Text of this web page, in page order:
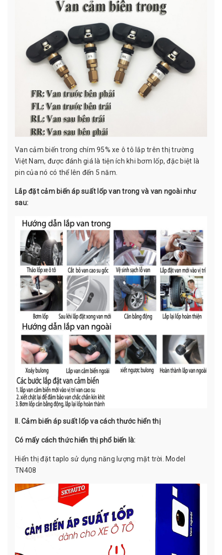
Van cảm biến trong chím 95% xe ô tô lắp trên thị trường
Việt Nam, được đánh giá là tiện ích khi bơm lốp, đặc biệt là
pin của nó có thể lên đến 5 năm.
Lắp đặt cảm biến áp suất lốp van trong và van ngoài như
sau:
II. Cảm biến áp suất lốp va cách thước hiển thị
Có mấy cách thức hiển thị phổ biến là:
Hiển thị đặt taplo sử dụng năng lượng mặt trời. Model
TN408